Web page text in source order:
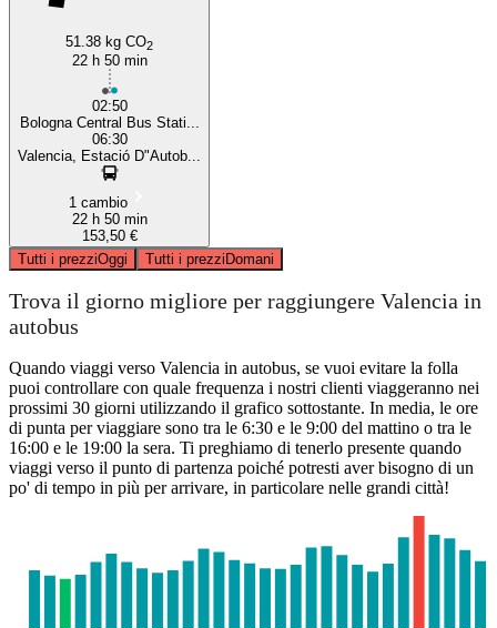
51.38 kg CO2
22 h 50 min
02:50
Bologna Central Bus Stati...
06:30
Valencia, Estació D"Autob...
1 cambio
22 h 50 min
153,50 €
Tutti i prezziOggi Tutti i prezziDomani
Trova il giorno migliore per raggiungere Valencia in
autobus
Quando viaggi verso Valencia in autobus, se vuoi evitare la folla
puoi controllare con quale frequenza i nostri clienti viaggeranno nei
prossimi 30 giorni utilizzando il grafico sottostante. In media, le ore
di punta per viaggiare sono tra le 6:30 e le 9:00 del mattino o tra le
16:00 e le 19:00 la sera. Ti preghiamo di tenerlo presente quando
viaggi verso il punto di partenza poiché potresti aver bisogno di un
po' di tempo in più per arrivare, in particolare nelle grandi città!